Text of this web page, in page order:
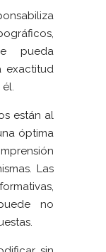
pueda
exactitud
están al
óptima
Las
no